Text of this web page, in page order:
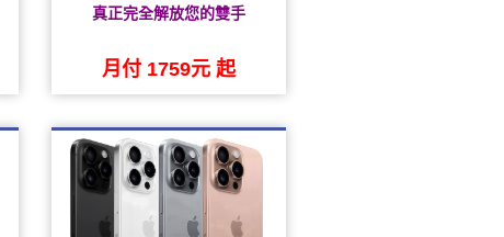
真正完全解放您的雙手
月付 1759元 起